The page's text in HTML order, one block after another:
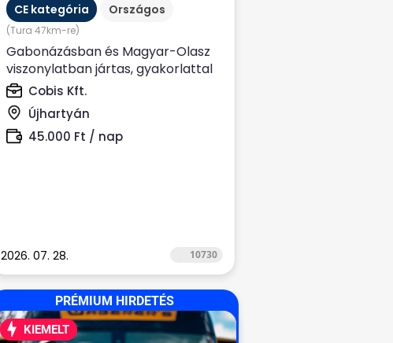
CE kategória Országos
(Tura 47km-re)
Gabonázásban és Magyar-Olasz
viszonylatban jártas, gyakorlattal
rendelkező Nemzetközi
kamionsofőrt keresünk....
Cobis Kft.
Újhartyán
45.000 Ft / nap
2026. 07. 28. 10730
PRÉMIUM HIRDETÉS
KIEMELT